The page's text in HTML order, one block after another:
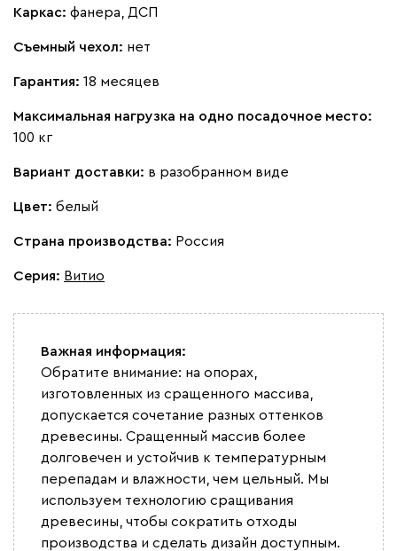
Жёлтый Песочный
Кларинс
100 130 792
Винтер
Виридис Клэй Мустард Оранж
Каркас: фанера, ДСП
Съемный чехол: нет
Гарантия: 18 месяцев
Максимальная нагрузка на одно посадочное место:
100 кг
Вариант доставки: в разобранном виде
Цвет: белый
Страна производства: Россия
Серия: Витио
Важная информация:
Обратите внимание: на опорах,
изготовленных из сращенного массива,
допускается сочетание разных оттенков
древесины. Сращенный массив более
долговечен и устойчив к температурным
перепадам и влажности, чем цельный. Мы
используем технологию сращивания
древесины, чтобы сократить отходы
производства и сделать дизайн доступным.